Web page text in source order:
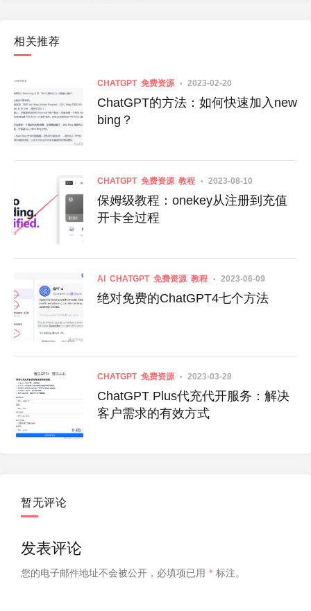
相关推荐
CHATGPT 免费资源 2023-02-20
ChatGPT的方法：如何快速加入new
bing？
CHATGPT 免费资源 教程 2023-08-10
保姆级教程：onekey从注册到充值
开卡全过程
AI CHATGPT 免费资源 教程 2023-06-09
绝对免费的ChatGPT4七个方法
CHATGPT 免费资源 2023-03-28
ChatGPT Plus代充代开服务：解决
客户需求的有效方式
暂无评论
发表评论
您的电子邮件地址不会被公开， 必填项已用 * 标注。